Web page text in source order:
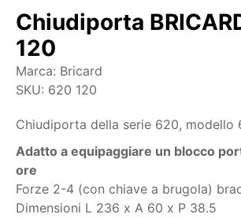
Chiudiporta
120
Marca: Bricard
SKU: 620 120
Chiudiporta della serie 620, modello
Adatto a equipaggiare un blocco
ore
Forze 2-4 (con chiave a brugola)
Dimensioni L 236 x A 60 x P 38.5